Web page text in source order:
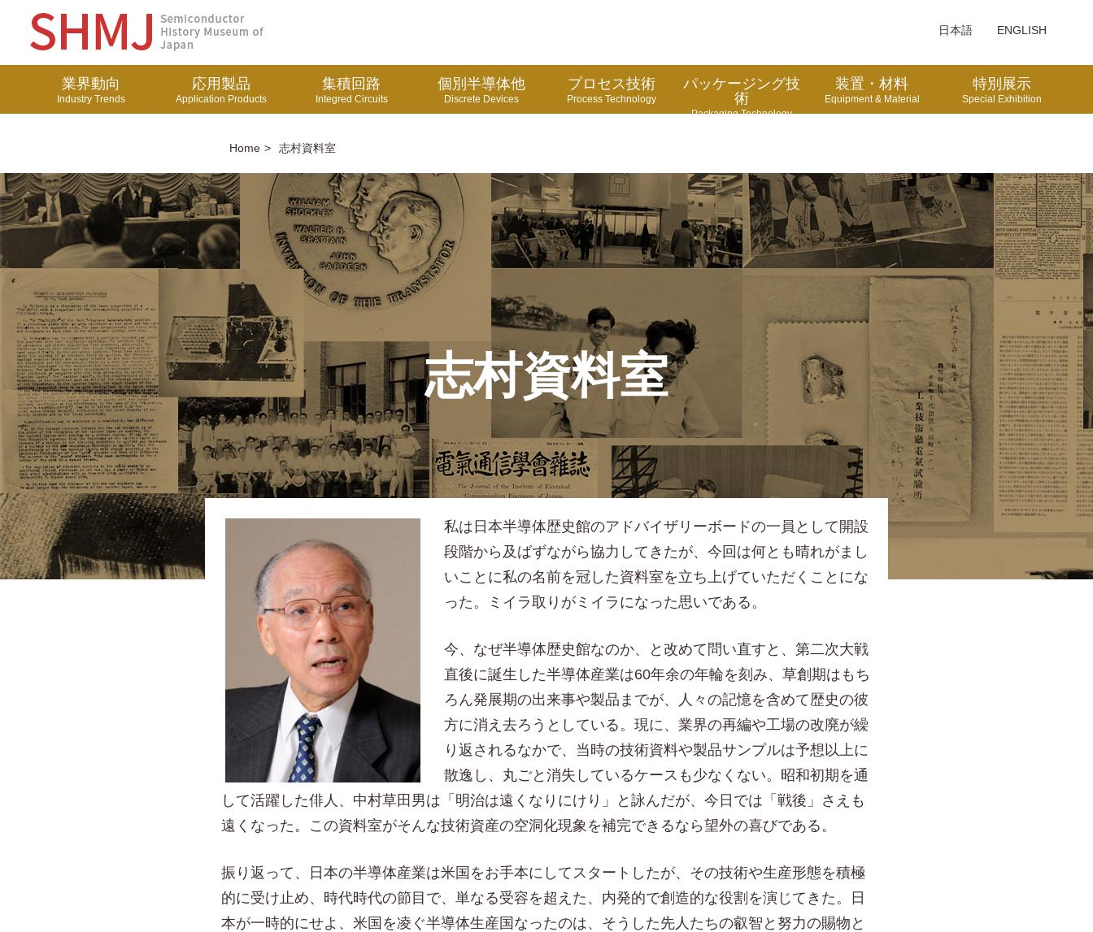
日本語 ENGLISH
業界動向
Industry Trends
応用製品
Application Products
集積回路
Integred Circuits
個別半導体他
Discrete Devices
プロセス技術
Process Technology
パッケージング技
術
Packaging Technology
装置・材料
Equipment & Material
特別展示
Special Exhibition
Home 志村資料室
志村資料室
私は日本半導体歴史館のアドバイザリーボードの一員として開設
段階から及ばずながら協力してきたが、今回は何とも晴れがまし
いことに私の名前を冠した資料室を立ち上げていただくことにな
った。ミイラ取りがミイラになった思いである。
今、なぜ半導体歴史館なのか、と改めて問い直すと、第二次大戦
直後に誕生した半導体産業は60年余の年輪を刻み、草創期はもち
ろん発展期の出来事や製品までが、人々の記憶を含めて歴史の彼
方に消え去ろうとしている。現に、業界の再編や工場の改廃が繰
り返されるなかで、当時の技術資料や製品サンプルは予想以上に
散逸し、丸ごと消失しているケースも少なくない。昭和初期を通
して活躍した俳人、中村草田男は「明治は遠くなりにけり」と詠んだが、今日では「戦後」さえも
遠くなった。この資料室がそんな技術資産の空洞化現象を補完できるなら望外の喜びである。
振り返って、日本の半導体産業は米国をお手本にしてスタートしたが、その技術や生産形態を積極
的に受け止め、時代時代の節目で、単なる受容を超えた、内発的で創造的な役割を演じてきた。日
本が一時的にせよ、米国を凌ぐ半導体生産国なったのは、そうした先人たちの叡智と努力の賜物と